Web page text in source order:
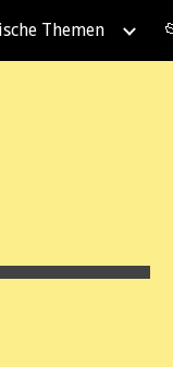
Themen